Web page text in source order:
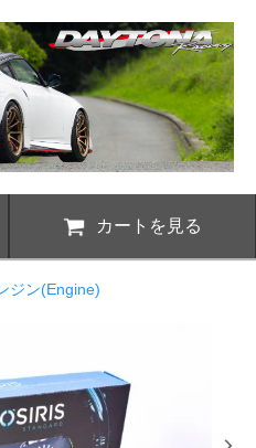
カートを見る
ジン(Engine)